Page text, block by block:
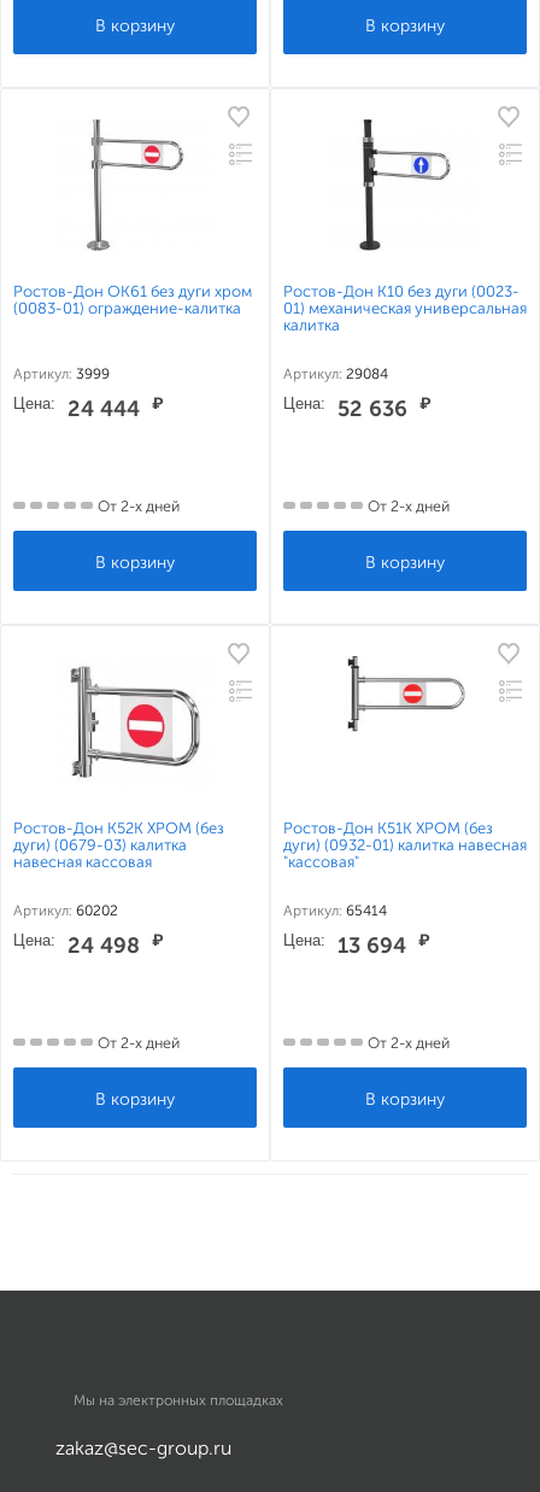
Ростов-Дон ОК61 без дуги хром
(0083-01) ограждение-калитка
Артикул: 3999
Цена: 24 444 ₽
От 2-х дней
Ростов-Дон К10 без дуги (0023-
01) механическая универсальная
калитка
Артикул: 29084
Цена: 52 636 ₽
От 2-х дней
Ростов-Дон К52К ХРОМ (без
дуги) (0679-03) калитка
навесная кассовая
Артикул: 60202
Цена: 24 498 ₽
От 2-х дней
Ростов-Дон К51К ХРОМ (без
дуги) (0932-01) калитка навесная
"кассовая"
Артикул: 65414
Цена: 13 694 ₽
От 2-х дней
Мы на электронных площадках
zakaz@sec-group.ru